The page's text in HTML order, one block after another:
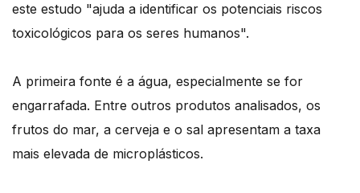
este estudo "ajuda a identificar os potenciais riscos
toxicológicos para os seres humanos".
A primeira fonte é a água, especialmente se for
engarrafada. Entre outros produtos analisados, os
frutos do mar, a cerveja e o sal apresentam a taxa
mais elevada de microplásticos.